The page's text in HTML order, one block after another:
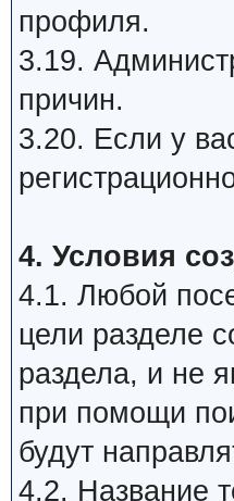
профиля.
3.19.
причин.
3.20. Если у
4. Условия
4.1. Любой
цели разделе
раздела, и не
при помощи
будут
4.2. Название